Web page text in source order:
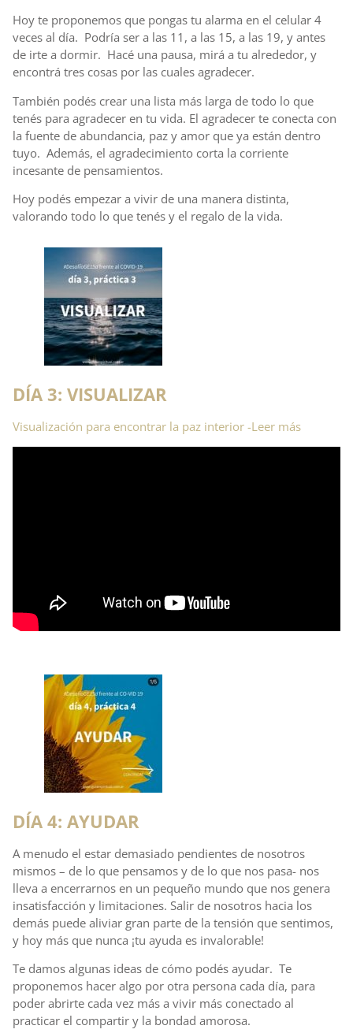
Hoy te proponemos que pongas tu alarma en el celular 4
veces al día. Podría ser a las 11, a las 15, a las 19, y antes
de irte a dormir. Hacé una pausa, mirá a tu alrededor, y
encontrá tres cosas por las cuales agradecer.
También podés crear una lista más larga de todo lo que
tenés para agradecer en tu vida. El agradecer te conecta con
la fuente de abundancia, paz y amor que ya están dentro
tuyo. Además, el agradecimiento corta la corriente
incesante de pensamientos.
Hoy podés empezar a vivir de una manera distinta,
valorando todo lo que tenés y el regalo de la vida.
DÍA 3: VISUALIZAR
Visualización para encontrar la paz interior -Leer más
DÍA 4: AYUDAR
A menudo el estar demasiado pendientes de nosotros
mismos – de lo que pensamos y de lo que nos pasa- nos
lleva a encerrarnos en un pequeño mundo que nos genera
insatisfacción y limitaciones. Salir de nosotros hacia los
demás puede aliviar gran parte de la tensión que sentimos,
y hoy más que nunca ¡tu ayuda es invalorable!
Te damos algunas ideas de cómo podés ayudar. Te
proponemos hacer algo por otra persona cada día, para
poder abrirte cada vez más a vivir más conectado al
practicar el compartir y la bondad amorosa.